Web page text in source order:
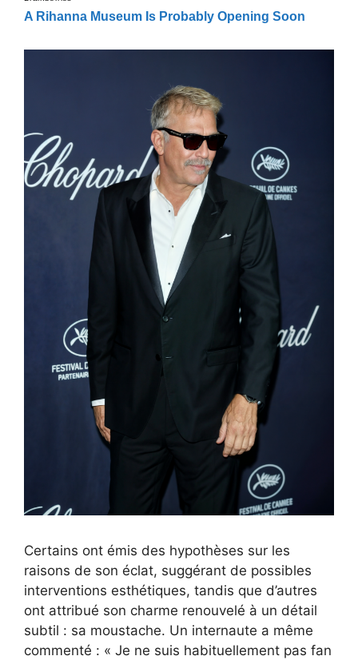
Certains ont émis des hypothèses sur les
raisons de son éclat, suggérant de possibles
interventions esthétiques, tandis que d’autres
ont attribué son charme renouvelé à un détail
subtil : sa moustache. Un internaute a même
commenté : « Je ne suis habituellement pas fan